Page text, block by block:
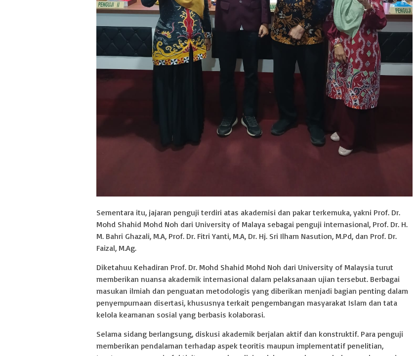
Sementara itu, jajaran penguji terdiri atas akademisi dan pakar terkemuka, yakni Prof. Dr.
Mohd Shahid Mohd Noh dari University of Malaya sebagai penguji internasional, Prof. Dr. H.
M. Bahri Ghazali, M.A, Prof. Dr. Fitri Yanti, M.A, Dr. Hj. Sri Ilham Nasution, M.Pd, dan Prof. Dr.
Faizal, M.Ag.
Diketahuu Kehadiran Prof. Dr. Mohd Shahid Mohd Noh dari University of Malaysia turut
memberikan nuansa akademik internasional dalam pelaksanaan ujian tersebut. Berbagai
masukan ilmiah dan penguatan metodologis yang diberikan menjadi bagian penting dalam
penyempurnaan disertasi, khususnya terkait pengembangan masyarakat Islam dan tata
kelola keamanan sosial yang berbasis kolaborasi.
Selama sidang berlangsung, diskusi akademik berjalan aktif dan konstruktif. Para penguji
memberikan pendalaman terhadap aspek teoritis maupun implementatif penelitian,